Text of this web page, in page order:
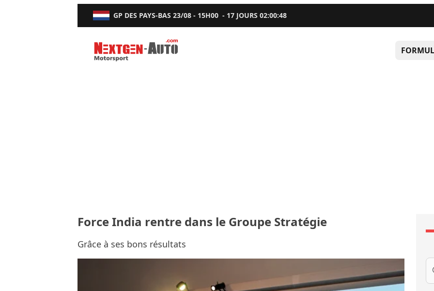
GP DES PAYS-BAS 23/08 - 15H00 - 17 JOURS02:00:47
Nextgen-Auto.com
Force India rentre dans le Groupe Stratégie
Grâce à ses bons résultats